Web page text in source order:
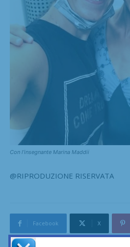
Con l’insegnante Marina Maddii
@RIPRODUZIONE RISERVATA
Facebook X